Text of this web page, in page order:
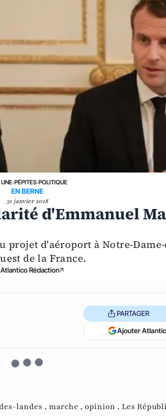
›PÉPITES›POLITIQUE
EN BERNE
31 janvier 2018
d'Emmanuel
projet d'aéroport à Notre-Dame-
de la France.
Atlantico Rédaction
PARTAGER
Ajouter
landes , marche , opinion , Les